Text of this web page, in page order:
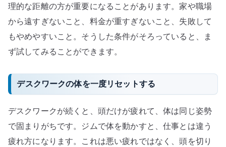
理的な距離の方が重要になることがあります。家や職場
から遠すぎないこと、料金が重すぎないこと、失敗して
もやめやすいこと。そうした条件がそろっていると、ま
ず試してみることができます。
デスクワークの体を一度リセットする
デスクワークが続くと、頭だけが疲れて、体は同じ姿勢
で固まりがちです。ジムで体を動かすと、仕事とは違う
疲れ方になります。これは悪い疲れではなく、頭を切り